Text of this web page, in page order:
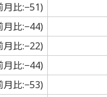
月比:−51)
月比:−44)
月比:−22)
月比:−44)
月比:−53)